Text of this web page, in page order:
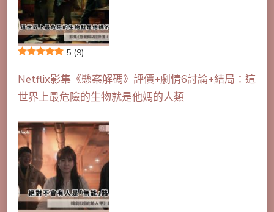
5 (9)
Netflix影集《懸案解碼》評價+劇情6討論+結局：這
世界上最危險的生物就是他媽的人類